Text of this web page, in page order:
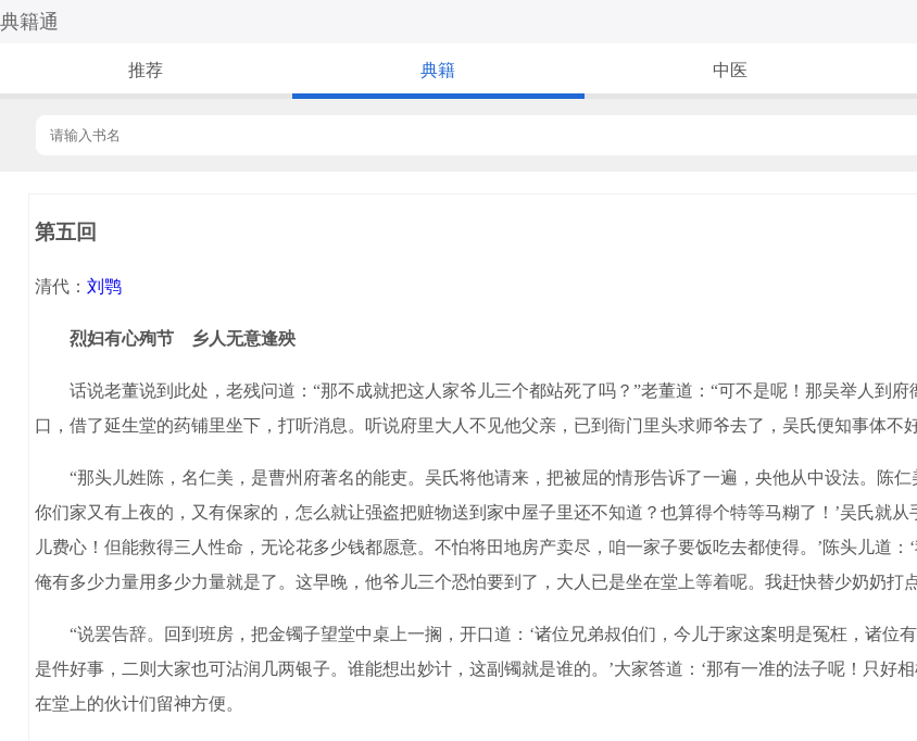
典籍通
推荐 典籍 中医
第五回
清代： 刘鹗
烈妇有心殉节 乡人无意逢殃
话说老董说到此处，老残问道：“那不成就把这人家爷儿三个都站死了吗？”老董道：“可不是呢！那吴举人
口，借了延生堂的药铺里坐下，打听消息。听说府里大人不见他父亲，已到衙门里头求师爷去了，吴氏便知事体不
“那头儿姓陈，名仁美，是曹州府著名的能吏。吴氏将他请来，把被屈的情形告诉了一遍，央他从中设法。陈仁
你们家又有上夜的，又有保家的，怎么就让强盗把赃物送到家中屋子里还不知道？也算得个特等马糊了！’吴氏就
儿费心！但能救得三人性命，无论花多少钱都愿意。不怕将田地房产卖尽，咱一家子要饭吃去都使得。’陈头儿道
俺有多少力量用多少力量就是了。这早晚，他爷儿三个恐怕要到了，大人已是坐在堂上等着呢。我赶快替少奶奶打
“说罢告辞。回到班房，把金镯子望堂中桌上一搁，开口道：‘诸位兄弟叔伯们，今儿于家这案明是冤枉，诸位
是件好事，二则大家也可沾润几两银子。谁能想出妙计，这副镯就是谁的。’大家答道：‘那有一准的法子呢！只好
在堂上的伙计们留神方便。